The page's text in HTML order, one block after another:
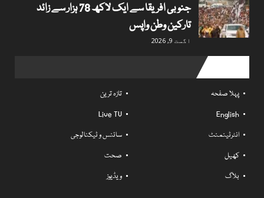
جنوبی افریقا سے ایک لاکھ 78 ہزار سے زائد
تارکین وطن واپس
اگست 9, 2026
پہلا صفحہ
تازہ ترین
English
Live TV
انٹرٹینمنٹ
سائنس و ٹیکنالوجی
کھیل
صحت
بلاگ
ویڈیوز